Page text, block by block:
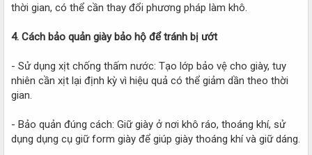
thời gian, có thể cần thay đổi phương pháp làm khô.
4. Cách bảo quản giày bảo hộ để tránh bị ướt
- Sử dụng xịt chống thấm nước: Tạo lớp bảo vệ cho giày, tuy
nhiên cần xịt lại định kỳ vì hiệu quả có thể giảm dần theo thời
gian.
- Bảo quản đúng cách: Giữ giày ở nơi khô ráo, thoáng khí, sử
dụng dụng cụ giữ form giày để giúp giày thoáng khí và giữ dáng.